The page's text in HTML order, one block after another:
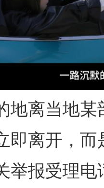
离当地某
即离开，
举报受理